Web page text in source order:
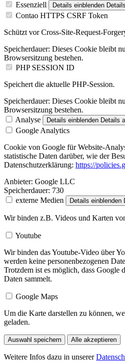
Essenziell Details einblenden
Contao HTTPS CSRF Token
Schützt vor Cross-Site-Request-
Speicherdauer: Dieses Cookie bleibt
Browsersitzung bestehen.
PHP SESSION ID
Speichert die aktuelle PHP-Session.
Speicherdauer: Dieses Cookie bleibt
Browsersitzung bestehen.
Analyse
Details einblenden Details
Google Analytics
Cookie von Google für Website-
statistische Daten darüber, wie der
Datenschutzerklärung: https://
Anbieter: Google LLC
Speicherdauer: 730
externe Medien
Details einblenden
Wir binden z.B. Videos und Karten
Youtube
Wir binden das Youtube-Video über
werden keine personenbezogenen
Trotzdem ist es möglich, dass Google
Daten sammelt.
Google Maps
Um die Karte darstellen zu können,
geladen.
Auswahl speichern Alle akzeptieren
Weitere Infos dazu in unserer